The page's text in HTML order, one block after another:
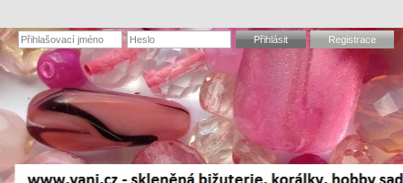
Přihlásit Registrace